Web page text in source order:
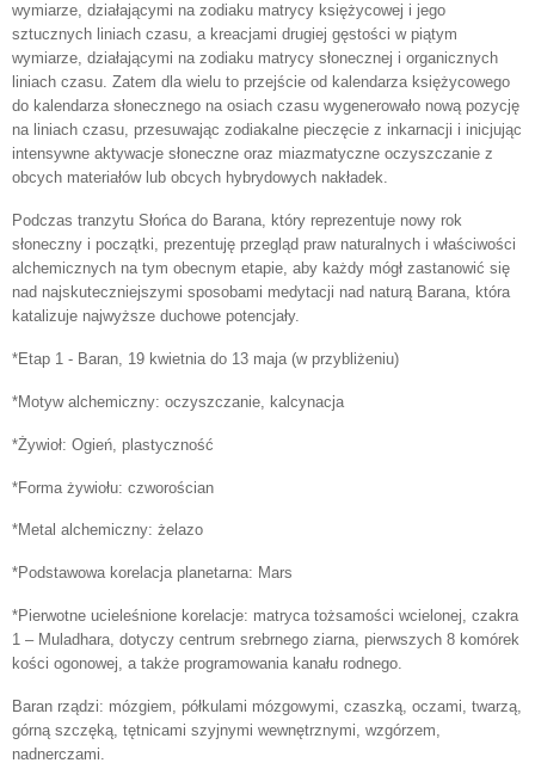
wymiarze, działającymi na zodiaku matrycy księżycowej i jego
sztucznych liniach czasu, a kreacjami drugiej gęstości w piątym
wymiarze, działającymi na zodiaku matrycy słonecznej i organicznych
liniach czasu. Zatem dla wielu to przejście od kalendarza księżycowego
do kalendarza słonecznego na osiach czasu wygenerowało nową pozycję
na liniach czasu, przesuwając zodiakalne pieczęcie z inkarnacji i inicjując
intensywne aktywacje słoneczne oraz miazmatyczne oczyszczanie z
obcych materiałów lub obcych hybrydowych nakładek.
Podczas tranzytu Słońca do Barana, który reprezentuje nowy rok
słoneczny i początki, prezentuję przegląd praw naturalnych i właściwości
alchemicznych na tym obecnym etapie, aby każdy mógł zastanowić się
nad najskuteczniejszymi sposobami medytacji nad naturą Barana, która
katalizuje najwyższe duchowe potencjały.
*Etap 1 - Baran, 19 kwietnia do 13 maja (w przybliżeniu)
*Motyw alchemiczny: oczyszczanie, kalcynacja
*Żywioł: Ogień, plastyczność
*Forma żywiołu: czworościan
*Metal alchemiczny: żelazo
*Podstawowa korelacja planetarna: Mars
*Pierwotne ucieleśnione korelacje: matryca tożsamości wcielonej, czakra
1 – Muladhara, dotyczy centrum srebrnego ziarna, pierwszych 8 komórek
kości ogonowej, a także programowania kanału rodnego.
Baran rządzi: mózgiem, półkulami mózgowymi, czaszką, oczami, twarzą,
górną szczęką, tętnicami szyjnymi wewnętrznymi, wzgórzem,
nadnerczami.